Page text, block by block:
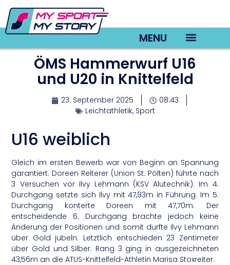
MENU
ÖMS Hammerwurf U16
und U20 in Knittelfeld
23. September 2025
08:43
Leichtathletik, Sport
U16 weiblich
Gleich im ersten Bewerb war von Beginn an Spannung
garantiert. Doreen Reiterer (Union St. Pölten) führte nach
3 Versuchen vor Ilvy Lehmann (KSV Alutechnik). Im 4.
Durchgang setzte sich Ilvy mit 47,93m in Führung. Im 5.
Durchgang konterte Doreen mit 47,70m. Der
entscheidende 6. Durchgang brachte jedoch keine
Änderung der Positionen und somit durfte Ilvy Lehmann
über Gold jubeln. Letztlich entschieden 23 Zentimeter
über Gold und Silber. Rang 3 ging in ausgezeichneten
43,56m an die ATUS-Knittelfeld-Athletin Marisa Stoxreiter.